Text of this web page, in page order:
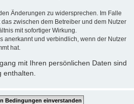
Änderungen zu widersprechen. Im Falle
zwischen dem Betreiber und dem Nutzer
mit sofortiger Wirkung.
anerkannt und verbindlich, wenn der Nutzer
hat.
mit Ihren persönlichen Daten sind